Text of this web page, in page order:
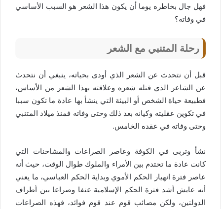
فهل جال بخاطره يوما أن يكون هذا الشعر هو السبب الأساسي
في وفاته؟
رحلة المتنبي مع الشعر
قبل أن نتحدث عن الشعر الذي أودى بحياته، ينبغي أن نتحدث
عن الشاعر الذي قتله شعره وعلاقته بهذا الشعر من الأساس،
فطبيعة حياة الشخص أو البيئة التي ينشأ بها عادة ما تكون سببا
في تكوين عقليته وكيانه بعد ذلك وحتى وفاته فمنذ ميلاد المتنبي
وحتى وفاته في عقده الخامس.
نشأ وتربى في الكوفة وعاصر الصراعات والمشاحنات التي
كانت عادة ما تحتدم بين الأمراء والملوك طوال الوقت، حيث أنه
عاصر فترة انهيار الحكم الأموي وبداية الحكم العباسي، ما يعني
أنه عايش أشد فترة الحكم الإسلامية عنفا وصراعا بين أطراف
الدولتين، ولكن مصائب قوم عند قوم فوائد، فهذه الصراعات